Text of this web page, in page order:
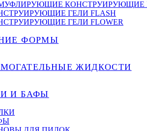
КОНСТРУИРУЮЩИЕ
ГЕЛИ FLASH
ГЕЛИ FLOWER
ФОРМЫ
ЖИДКОСТИ
И БАФЫ